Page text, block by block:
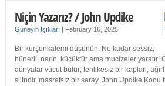
Niçin Yazarız? / John Updike
Güneyin Işıkları | February 16, 2025
Bir kurşunkalemi düşünün. Ne kadar sessiz,
hünerli, narin, küçüktür ama mucizeler yaratır!
dünyalar vücut bulur; tehlikesiz bir kaplan,
silindir, masrafsız bir saray. John Updike Konu